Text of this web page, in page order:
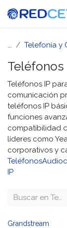
... Telefonía y
Teléfonos
Teléfonos IP
comunicación
teléfonos IP
funciones
compatibilidad
líderes como
corporativos y
Teléfonos
IP
Grandstream